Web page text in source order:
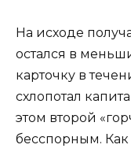
На исходе
остался в
карточку в
схлопотал
этом второй
бесспорным. Как